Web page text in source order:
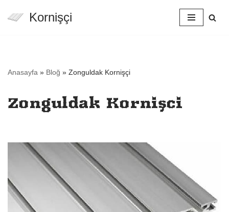
Kornişçi
Anasayfa » Bloğ » Zonguldak Kornişçi
Zonguldak Kornişçi